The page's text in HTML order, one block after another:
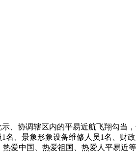
协调辖区内的平易近航飞翔勾当
、景象形象设备维修人员1名、财
爱中国、热爱祖国、热爱人平易